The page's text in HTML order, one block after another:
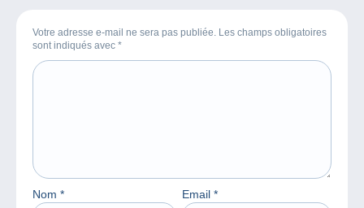
Votre adresse e-mail ne sera pas publiée. Les champs obligatoires
sont indiqués avec *
Nom * Email *